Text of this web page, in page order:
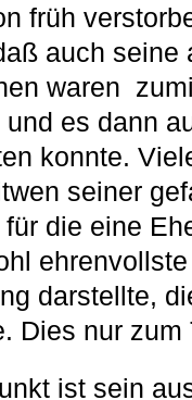
früh
auch seine
waren 
es dann
konnte.
seiner
die eine
ehrenvollste
darstellte,
nur zum
ist sein